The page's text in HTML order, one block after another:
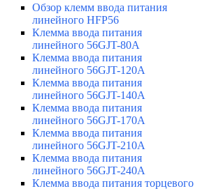
Обзор клемм ввода питания
линейного HFP56
Клемма ввода питания
линейного 56GJT-80A
Клемма ввода питания
линейного 56GJT-120A
Клемма ввода питания
линейного 56GJT-140A
Клемма ввода питания
линейного 56GJT-170A
Клемма ввода питания
линейного 56GJT-210A
Клемма ввода питания
линейного 56GJT-240A
Клемма ввода питания торцевого